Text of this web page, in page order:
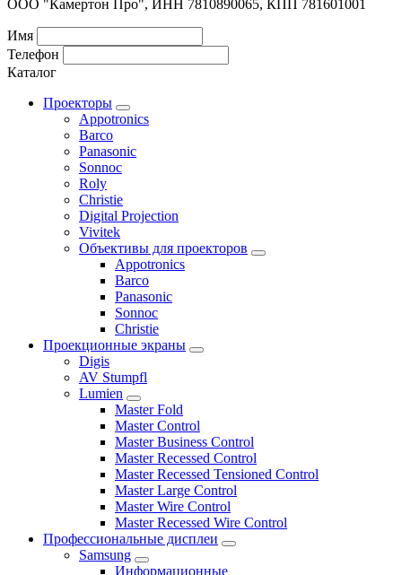
ООО "Камертон Про", ИНН 7810890065, КПП 781601001
Имя
Телефон
Каталог
Проекторы
Appotronics
Barco
Panasonic
Sonnoc
Roly
Christie
Digital Projection
Vivitek
Объективы для проекторов
Appotronics
Barco
Panasonic
Sonnoc
Сhristie
Проекционные экраны
Digis
AV Stumpfl
Lumien
Master Fold
Master Control
Master Business Control
Master Recessed Control
Master Recessed Tensioned Control
Master Large Control
Master Wire Control
Master Recessed Wire Control
Профессиональные дисплеи
Samsung
Информационные